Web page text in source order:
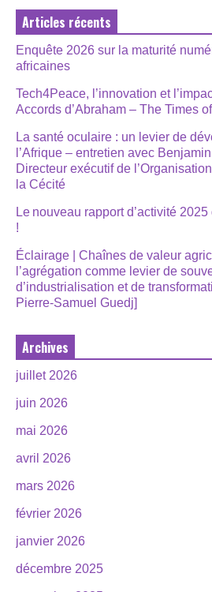
Articles récents
Enquête 2026 sur la maturité
africaines
Tech4Peace, l’innovation et
Accords d’Abraham – The Times
La santé oculaire : un levier de
l’Afrique – entretien avec
Directeur exécutif de
la Cécité
Le nouveau rapport d’activité
!
Éclairage | Chaînes de valeur
l’agrégation comme levier de
d’industrialisation et de
Pierre-Samuel Guedj]
Archives
juillet 2026
juin 2026
mai 2026
avril 2026
mars 2026
février 2026
janvier 2026
décembre 2025